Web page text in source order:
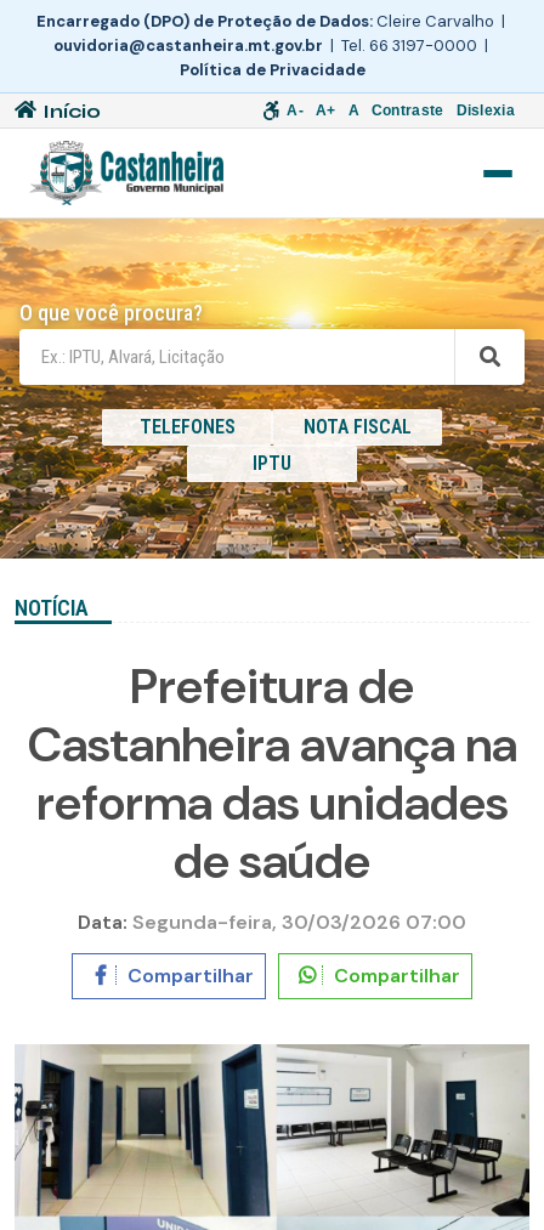
Encarregado (DPO) de Proteção de Dados:Cleire Carvalho |
ouvidoria@castanheira.mt.gov.br | Tel. 66 3197-0000 |
Política de Privacidade
Início A- A+ A Contraste Dislexia
O que você procura?
TELEFONES
NOTA FISCAL
IPTU
NOTÍCIA
Prefeitura de
Castanheira avança na
reforma das unidades
de saúde
Data: Segunda-feira, 30/03/2026 07:00
Compartilhar Compartilhar